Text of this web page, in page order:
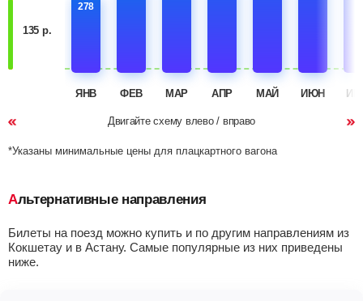
135 р.
278
ЯНВ ФЕВ МАР АПР МАЙ ИЮН
Двигайте схему влево / вправо
*Указаны минимальные цены для плацкартного вагона
Альтернативные направления
Билеты на поезд можно купить и по другим направлениям из
Кокшетау и в Астану. Самые популярные из них приведены
ниже.